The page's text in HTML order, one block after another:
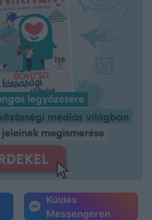
Küldés
Messengeren